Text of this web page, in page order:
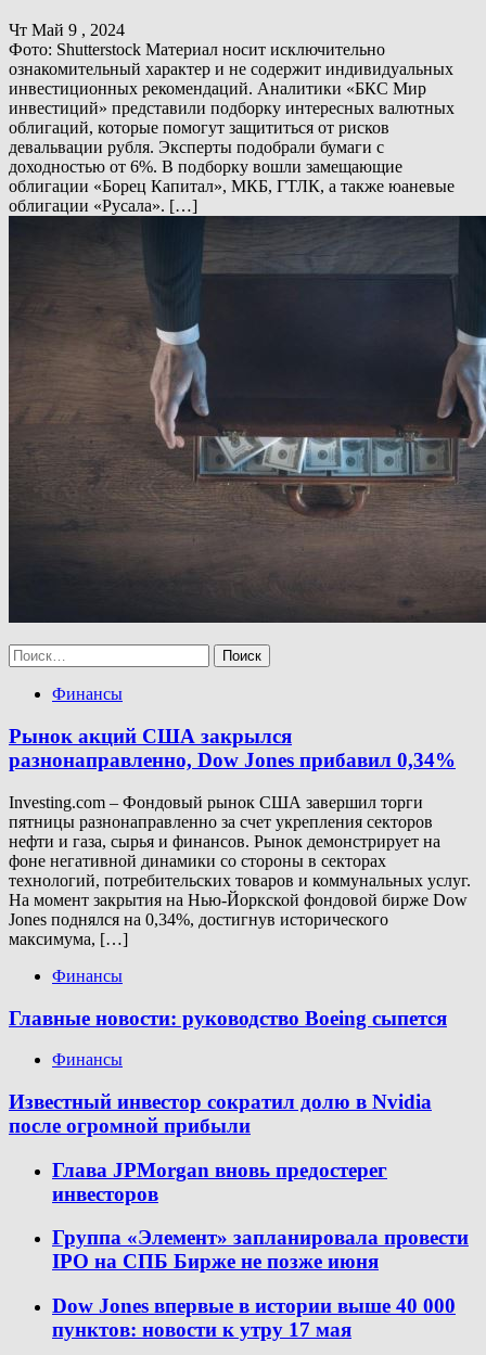
Чт Май 9 , 2024
Фото: Shutterstock Материал носит исключительно
ознакомительный характер и не содержит индивидуальных
инвестиционных рекомендаций. Аналитики «БКС Мир
инвестиций» представили подборку интересных валютных
облигаций, которые помогут защититься от рисков
девальвации рубля. Эксперты подобрали бумаги с
доходностью от 6%. В подборку вошли замещающие
облигации «Борец Капитал», МКБ, ГТЛК, а также юаневые
облигации «Русала». […]
Найти:
Финансы
Рынок акций США закрылся
разнонаправленно, Dow Jones прибавил 0,34%
Investing.com – Фондовый рынок США завершил торги
пятницы разнонаправленно за счет укрепления секторов
нефти и газа, сырья и финансов. Рынок демонстрирует на
фоне негативной динамики со стороны в секторах
технологий, потребительских товаров и коммунальных услуг.
На момент закрытия на Нью-Йоркской фондовой бирже Dow
Jones поднялся на 0,34%, достигнув исторического
максимума, […]
Финансы
Главные новости: руководство Boeing сыпется
Финансы
Известный инвестор сократил долю в Nvidia
после огромной прибыли
Глава JPMorgan вновь предостерег
инвесторов
Группа «Элемент» запланировала провести
IPO на СПБ Бирже не позже июня
Dow Jones впервые в истории выше 40 000
пунктов: новости к утру 17 мая